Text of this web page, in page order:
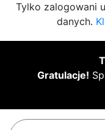
Tylko zalogowani
danych.
Gratulacje!